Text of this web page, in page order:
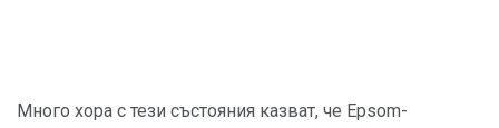
Много хора с тези състояния казват, че Epsom-